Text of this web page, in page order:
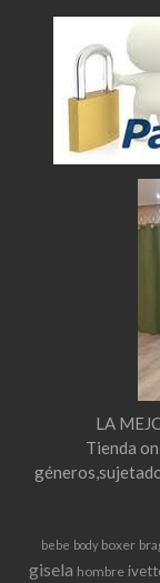
LA
Tienda
bebe body boxer
gisela hombre